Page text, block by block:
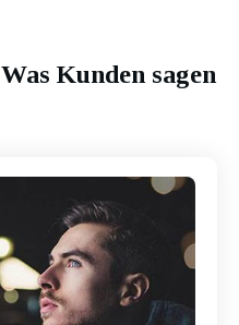
Was Kunden sagen